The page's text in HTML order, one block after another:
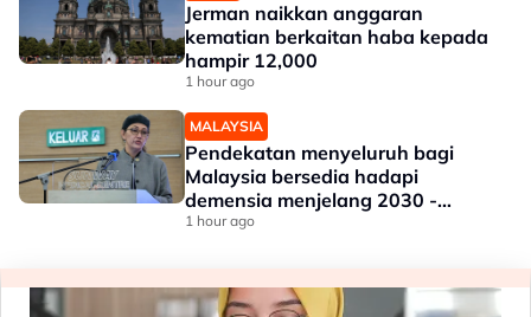
Jerman naikkan anggaran
kematian berkaitan haba kepada
hampir 12,000
1 hour ago
MALAYSIA
Pendekatan menyeluruh bagi
Malaysia bersedia hadapi
demensia menjelang 2030 -
Hanifah
1 hour ago